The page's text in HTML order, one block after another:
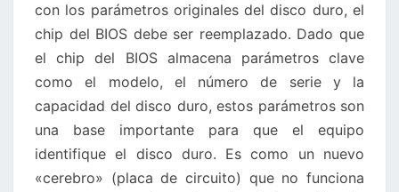
con los parámetros originales del disco duro, el
chip del BIOS debe ser reemplazado. Dado que
el chip del BIOS almacena parámetros clave
como el modelo, el número de serie y la
capacidad del disco duro, estos parámetros son
una base importante para que el equipo
identifique el disco duro. Es como un nuevo
«cerebro» (placa de circuito) que no funciona